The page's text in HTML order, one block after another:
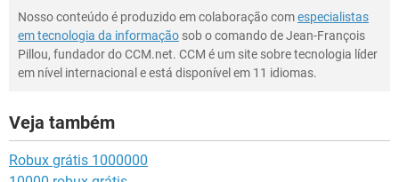
Nosso conteúdo é produzido em colaboração comespecialistas
em tecnologia da informação sob o comando de Jean-François
Pillou, fundador do CCM.net. CCM é um site sobre tecnologia líder
em nível internacional e está disponível em 11 idiomas.
Veja também
Robux grátis 1000000